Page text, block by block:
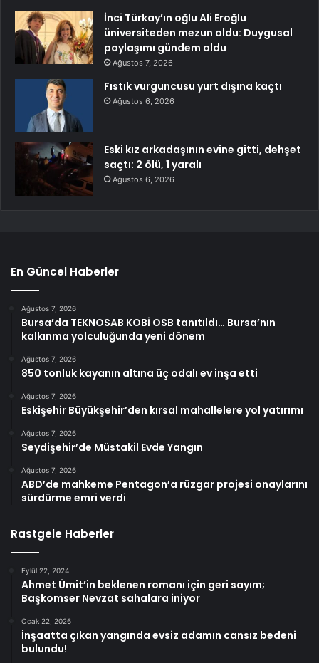
İnci Türkay’ın oğlu Ali Eroğlu
üniversiteden mezun oldu: Duygusal
paylaşımı gündem oldu
Ağustos 7, 2026
Fıstık vurguncusu yurt dışına kaçtı
Ağustos 6, 2026
Eski kız arkadaşının evine gitti, dehşet
saçtı: 2 ölü, 1 yaralı
Ağustos 6, 2026
En Güncel Haberler
Ağustos 7, 2026
Bursa’da TEKNOSAB KOBİ OSB tanıtıldı… Bursa’nın
kalkınma yolculuğunda yeni dönem
Ağustos 7, 2026
850 tonluk kayanın altına üç odalı ev inşa etti
Ağustos 7, 2026
Eskişehir Büyükşehir’den kırsal mahallelere yol yatırımı
Ağustos 7, 2026
Seydişehir’de Müstakil Evde Yangın
Ağustos 7, 2026
ABD’de mahkeme Pentagon’a rüzgar projesi onaylarını
sürdürme emri verdi
Rastgele Haberler
Eylül 22, 2024
Ahmet Ümit’in beklenen romanı için geri sayım;
Başkomser Nevzat sahalara iniyor
Ocak 22, 2026
İnşaatta çıkan yangında evsiz adamın cansız bedeni
bulundu!